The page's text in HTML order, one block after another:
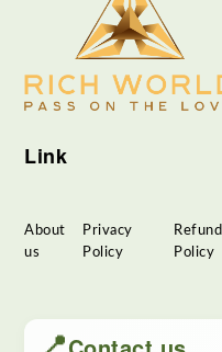
Link
About
us
Privacy
Policy
Refund
Policy
📍